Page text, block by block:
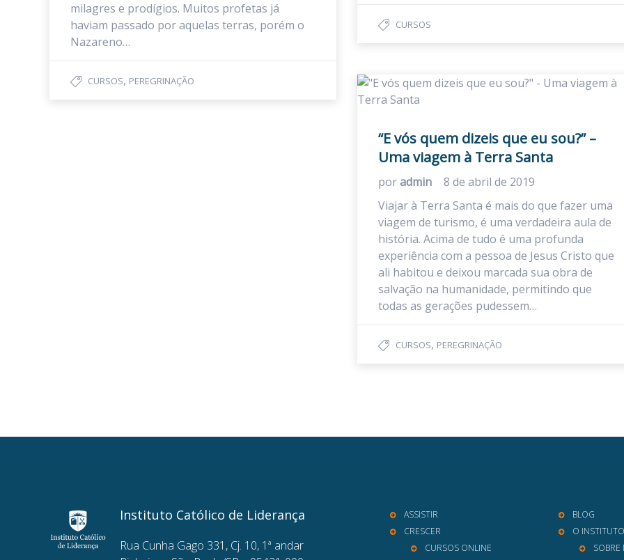
CURSOS
milagres e prodígios. Muitos profetas já
haviam passado por aquelas terras, porém o
Nazareno…
CURSOS, PEREGRINAÇÃO
“E vós quem dizeis que eu sou?” –
Uma viagem à Terra Santa
poradmin
8 de abril de 2019
Viajar à Terra Santa é mais do que fazer uma
viagem de turismo, é uma verdadeira aula de
história. Acima de tudo é uma profunda
experiência com a pessoa de Jesus Cristo que
ali habitou e deixou marcada sua obra de
salvação na humanidade, permitindo que
todas as gerações pudessem…
CURSOS, PEREGRINAÇÃO
Instituto Católico de Liderança
Rua Cunha Gago 331, Cj. 10, 1ª andar
ASSISTIR
CRESCER
CURSOS ONLINE
BLOG
O INSTITUTO
SOBRE